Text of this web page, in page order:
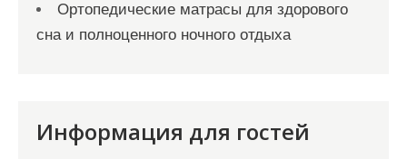
Ортопедические матрасы для здорового
сна и полноценного ночного отдыха
Информация для гостей